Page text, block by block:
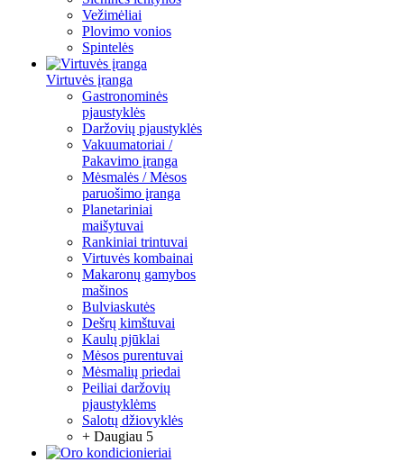
Vežimėliai
Plovimo vonios
Spintelės
Virtuvės įranga
Gastronominės
pjaustyklės
Daržovių pjaustyklės
Vakuumatoriai /
Pakavimo įranga
Mėsmalės / Mėsos
paruošimo įranga
Planetariniai
maišytuvai
Rankiniai trintuvai
Virtuvės kombainai
Makaronų gamybos
mašinos
Bulviaskutės
Dešrų kimštuvai
Kaulų pjūklai
Mėsos purentuvai
Mėsmalių priedai
Peiliai daržovių
pjaustyklėms
Salotų džiovyklės
+ Daugiau 5